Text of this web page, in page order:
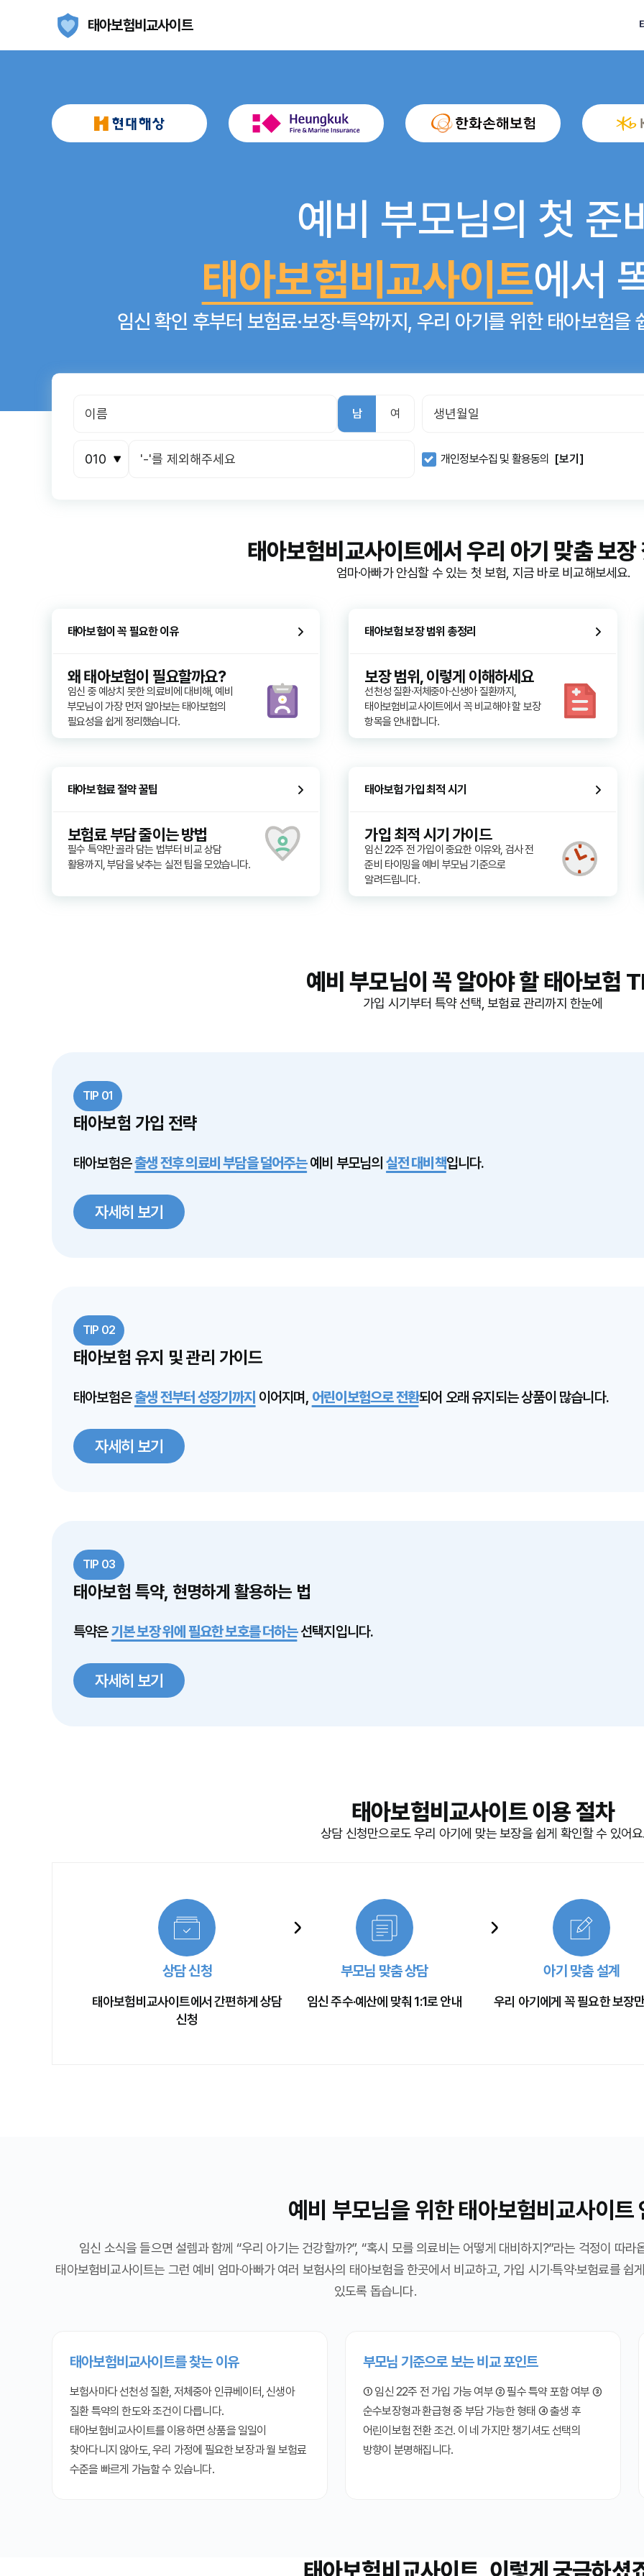
태아보험비교사이트
예비 부모님의 첫 준
태아보험비교사이트에서
임신 확인 후부터 보험료·보장·특약까지, 우리 아기를 위한 태아보험을
남 여
개인정보수집 및 활용동의 [보기]
태아보험비교사이트에서 우리 아기 맞춤 보장
엄마·아빠가 안심할 수 있는 첫 보험, 지금 바로 비교해보세요.
태아보험이 꼭 필요한 이유
왜 태아보험이 필요할까요?
임신 중 예상치 못한 의료비에 대비해, 예비
부모님이 가장 먼저 알아보는 태아보험의
필요성을 쉽게 정리했습니다.
태아보험 보장 범위 총정리
보장 범위, 이렇게 이해하세요
선천성 질환·저체중아·신생아 질환까지,
태아보험비교사이트에서 꼭 비교해야 할 보장
항목을 안내합니다.
태아보험료 절약 꿀팁
보험료 부담 줄이는 방법
필수 특약만 골라 담는 법부터 비교 상담
활용까지, 부담을 낮추는 실전 팁을 모았습니다.
태아보험 가입 최적 시기
가입 최적 시기 가이드
임신 22주 전 가입이 중요한 이유와, 검사 전
준비 타이밍을 예비 부모님 기준으로
알려드립니다.
예비 부모님이 꼭 알아야 할 태아보험
가입 시기부터 특약 선택, 보험료 관리까지 한눈에
TIP 01
태아보험 가입 전략
태아보험은출생 전후 의료비 부담을 덜어주는예비 부모님의 실전 대비책입니다.
자세히 보기
TIP 02
태아보험 유지 및 관리 가이드
태아보험은출생 전부터 성장기까지 이어지며, 어린이보험으로 전환되어 오래 유지되는 상품이 많습니다.
자세히 보기
TIP 03
태아보험 특약, 현명하게 활용하는 법
특약은기본 보장 위에 필요한 보호를 더하는선택지입니다.
자세히 보기
태아보험비교사이트 이용 절차
상담 신청만으로도 우리 아기에 맞는 보장을 쉽게 확인할 수 있어
상담 신청
태아보험비교사이트에서 간편하게 상담
신청
부모님 맞춤 상담
임신 주수·예산에 맞춰 1:1로 안내
아기 맞춤 설계
우리 아기에게 꼭 필요한 보장
예비 부모님을 위한 태아보험비교사이트
임신 소식을 들으면 설렘과 함께 “우리 아기는 건강할까?”, “혹시 모를 의료비는 어떻게 대비하지?”라는 걱정이 따라
태아보험비교사이트는 그런 예비 엄마·아빠가 여러 보험사의 태아보험을 한곳에서 비교하고, 가입 시기·특약·보험료를 쉽
있도록 돕습니다.
태아보험비교사이트를 찾는 이유
보험사마다 선천성 질환, 저체중아 인큐베이터, 신생아
질환 특약의 한도와 조건이 다릅니다.
태아보험비교사이트를 이용하면 상품을 일일이
찾아다니지 않아도, 우리 가정에 필요한 보장과 월 보험료
수준을 빠르게 가늠할 수 있습니다.
부모님 기준으로 보는 비교 포인트
① 임신 22주 전 가입 가능 여부 ② 필수 특약 포함 여부 ③
순수보장형과 환급형 중 부담 가능한 형태 ④ 출생 후
어린이보험 전환 조건. 이 네 가지만 챙기셔도 선택의
방향이 분명해집니다.